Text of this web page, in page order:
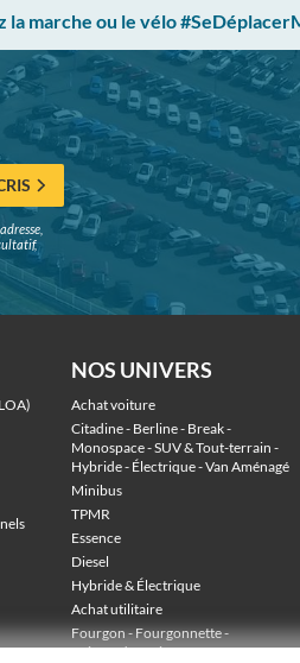
marche ou le vélo
NOS UNIVERS
Achat voiture
Citadine - Berline - Break -
Monospace - SUV & Tout-terrain -
Hybride - Électrique - Van Aménagé
Minibus
TPMR
Essence
Diesel
Hybride & Électrique
Achat utilitaire
Fourgon - Fourgonnette -
Voiture de société -